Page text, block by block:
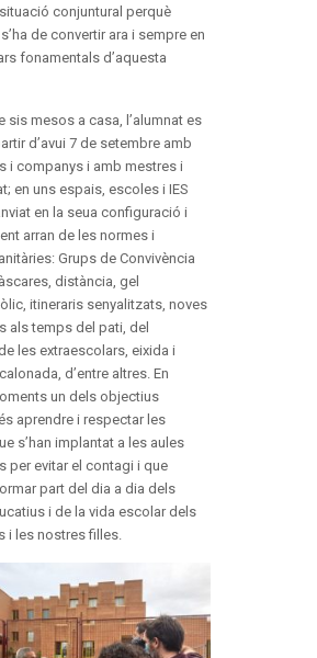
conjuntural perquè
de convertir ara i sempre en
fonamentals d’aquesta
sis mesos a casa, l’alumnat es
d’avui 7 de setembre amb
i companys i amb mestres i
en uns espais, escoles i IES
en la seua configuració i
arran de les normes i
Grups de Convivència
distància, gel
itineraris senyalitzats, noves
als temps del pati, del
les extraescolars, eixida i
d’entre altres. En
un dels objectius
aprendre i respectar les
s’han implantat a les aules
per evitar el contagi i que
part del dia a dia dels
i de la vida escolar dels
i les nostres filles.